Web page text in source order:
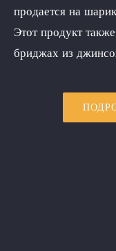
продается на
Этот продукт
бриджах из